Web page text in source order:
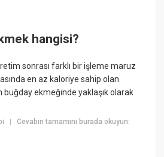
hangisi?
sonrası farklı bir işleme maruz
en az kaloriye sahip olan
buğday ekmeğinde yaklaşık olarak
|Cevabın tamamını burada okuyun: